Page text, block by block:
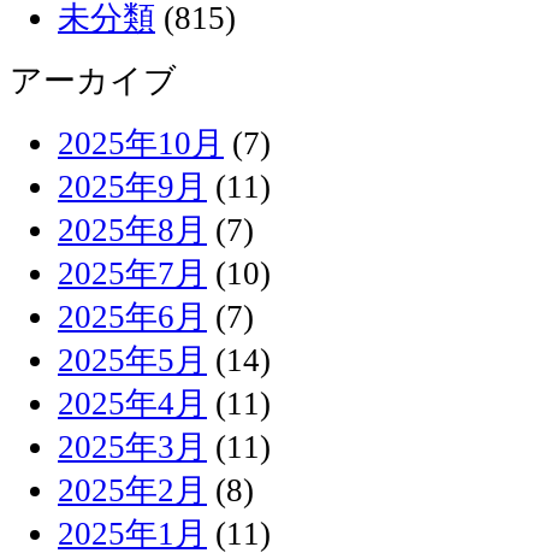
未分類 (815)
アーカイブ
2025年10月 (7)
2025年9月 (11)
2025年8月 (7)
2025年7月 (10)
2025年6月 (7)
2025年5月 (14)
2025年4月 (11)
2025年3月 (11)
2025年2月 (8)
2025年1月 (11)